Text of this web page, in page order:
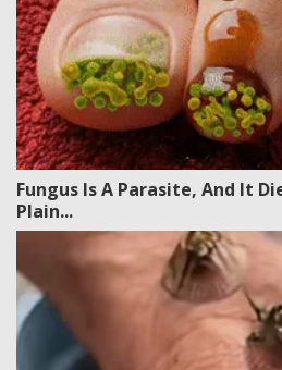
Fungus Is A Parasite, And It
Plain...